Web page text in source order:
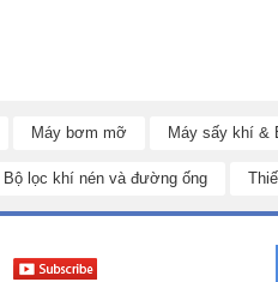
Máy bơm mỡ Máy sấy khí &
Bộ lọc khí nén và đường ống